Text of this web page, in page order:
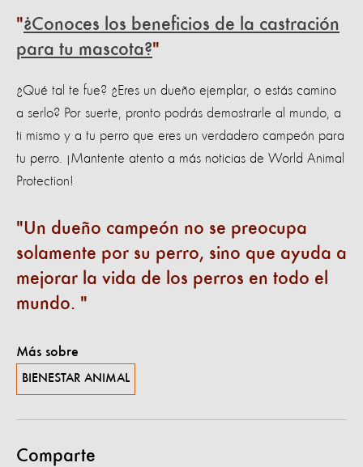
¿Conoces los beneficios de la castración
para tu mascota?
¿Qué tal te fue? ¿Eres un dueño ejemplar, o estás camino
a serlo? Por suerte, pronto podrás demostrarle al mundo, a
ti mismo y a tu perro que eres un verdadero campeón para
tu perro. ¡Mantente atento a más noticias de World Animal
Protection!
Un dueño campeón no se preocupa
solamente por su perro, sino que ayuda a
mejorar la vida de los perros en todo el
mundo.
Más sobre
BIENESTAR ANIMAL
Comparte